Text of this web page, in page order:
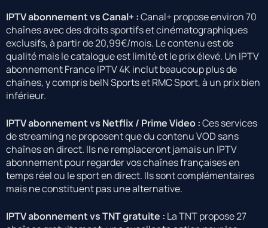
IPTV abonnement vs Canal+ :Canal+ propose environ 70
chaînes avec des droits sportifs et cinématographiques
exclusifs, à partir de 20,99€/mois. Le contenu est de
qualité mais le catalogue est limité et le prix élevé. Un IPTV
abonnement France IPTV 4K inclut beaucoup plus de
chaînes, y compris beIN Sports et RMC Sport, à un prix bien
inférieur.
IPTV abonnement vs Netflix / Prime Video :Ces services
de streaming ne proposent que du contenu VOD sans
chaînes en direct. Ils ne remplaceront jamais un IPTV
abonnement pour regarder vos chaînes françaises en
temps réel ou le sport en direct. Ils sont complémentaires
mais ne constituent pas une alternative.
IPTV abonnement vs TNT gratuite : La TNT propose 27